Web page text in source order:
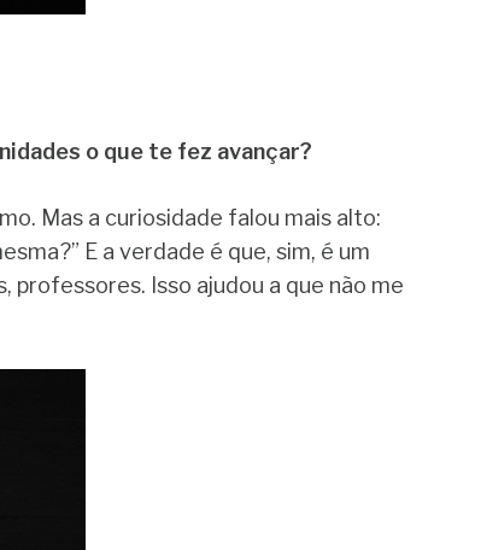
o que te fez avançar?
Mas a curiosidade falou mais alto:
E a verdade é que, sim, é um
Isso ajudou a que não me